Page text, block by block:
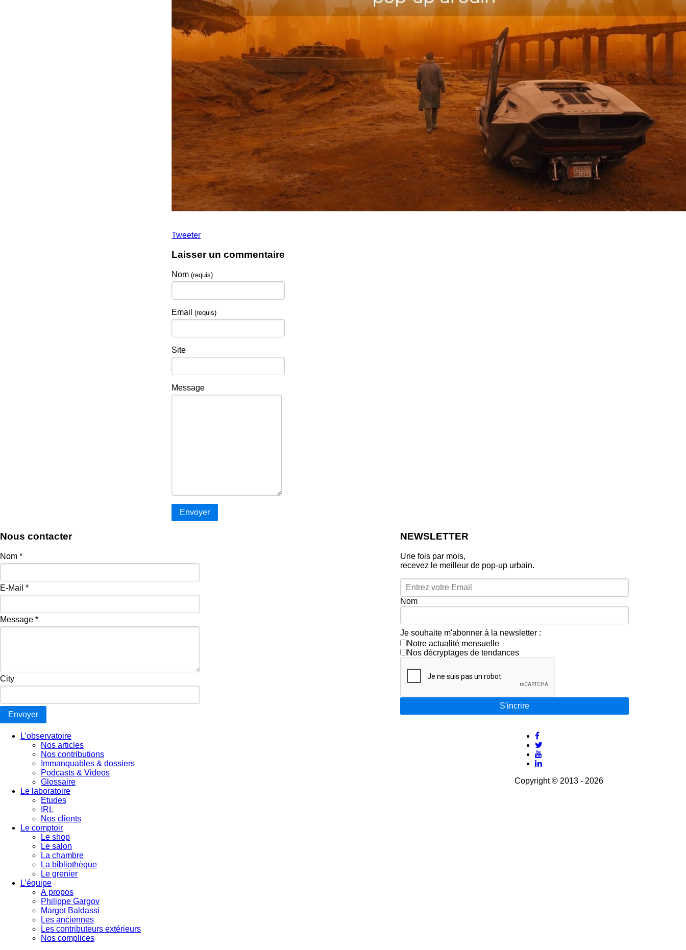
Tweeter
Laisser un commentaire
Nom (requis)
Email (requis)
Site
Message
Nous contacter
Nom *
E-Mail *
Message *
City
Envoyer
NEWSLETTER
Une fois par mois,
recevez le meilleur de pop‑up urbain.
Nom
Je souhaite m'abonner à la newsletter :
Notre actualité mensuelle
Nos décryptages de tendances
S'incrire
L’observatoire
Nos articles
Nos contributions
Immanquables & dossiers
Podcasts & Videos
Glossaire
Le laboratoire
Etudes
IRL
Nos clients
Le comptoir
Le shop
Le salon
La chambre
La bibliothèque
Le grenier
L’équipe
À propos
Philippe Gargov
Margot Baldassi
Les anciennes
Les contributeurs extérieurs
Nos complices
Copyright © 2013 - 2026